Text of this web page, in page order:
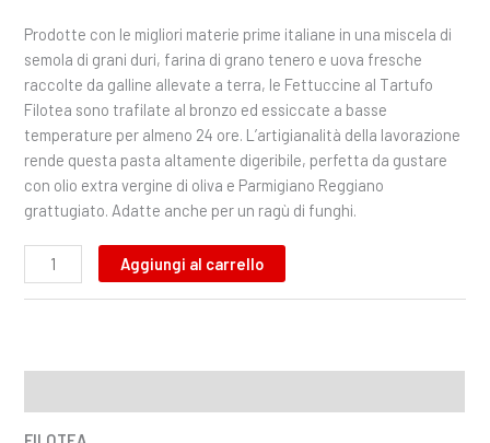
Prodotte con le migliori materie prime italiane in una miscela di
semola di grani duri, farina di grano tenero e uova fresche
raccolte da galline allevate a terra, le Fettuccine al Tartufo
Filotea sono trafilate al bronzo ed essiccate a basse
temperature per almeno 24 ore. L’artigianalità della lavorazione
rende questa pasta altamente digeribile, perfetta da gustare
con olio extra vergine di oliva e Parmigiano Reggiano
grattugiato. Adatte anche per un ragù di funghi.
Aggiungi al carrello